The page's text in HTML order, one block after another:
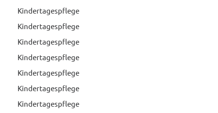
Kindertagespflege
Kindertagespflege
Kindertagespflege
Kindertagespflege
Kindertagespflege
Kindertagespflege
Kindertagespflege